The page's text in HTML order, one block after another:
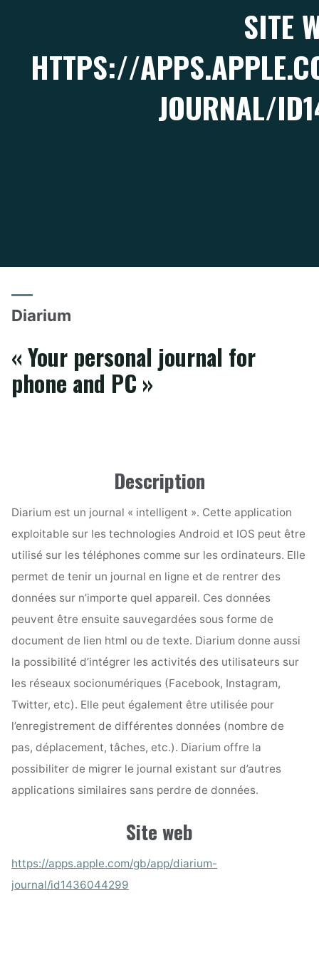
SITE
HTTPS://
JOURNAL/
Diarium
« Your personal journal for
phone and PC »
Description
Diarium est un journal « intelligent ». Cette application
exploitable sur les technologies Android et IOS peut être
utilisé sur les téléphones comme sur les ordinateurs. Elle
permet de tenir un journal en ligne et de rentrer des
données sur n’importe quel appareil. Ces données
peuvent être ensuite sauvegardées sous forme de
document de lien html ou de texte. Diarium donne aussi
la possibilité d’intégrer les activités des utilisateurs sur
les réseaux socionumériques (Facebook, Instagram,
Twitter, etc). Elle peut également être utilisée pour
l’enregistrement de différentes données (nombre de
pas, déplacement, tâches, etc.). Diarium offre la
possibiliter de migrer le journal existant sur d’autres
applications similaires sans perdre de données.
Site web
https://apps.apple.com/gb/app/diarium-
journal/id1436044299